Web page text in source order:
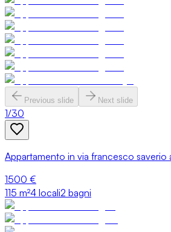
Previous slide Next slide
1/30
Appartamento in via francesco saverio
1500 €
115 m²4 locali2 bagni